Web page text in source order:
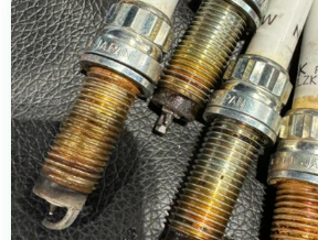
Ver produtos
Obtenha o preço da reciclagem